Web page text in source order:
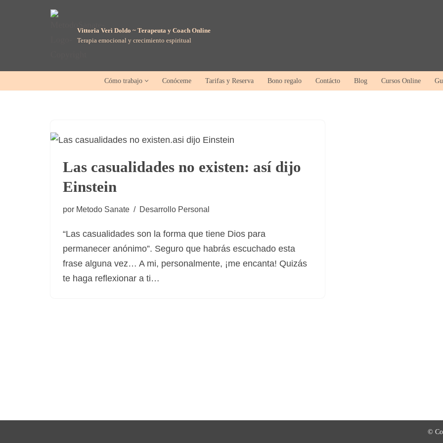
Vittoria Verì Doldo ~ Terapeuta y Coach Online
Terapia emocional y crecimiento espiritual
Cómo trabajo Conóceme Tarifas y Reserva Bono regalo Contácto Blog Cursos Online
Las casualidades no existen: así dijo
Einstein
por Metodo Sanate Desarrollo Personal
“Las casualidades son la forma que tiene Dios para
permanecer anónimo”. Seguro que habrás escuchado esta
frase alguna vez… A mi, personalmente, ¡me encanta! Quizás
te haga reflexionar a ti…
©